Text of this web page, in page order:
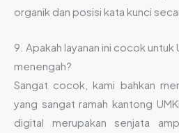
organik dan posisi kata kunci
9. Apakah layanan ini cocok untuk
menengah?
Sangat cocok, kami bahkan
yang sangat ramah kantong
digital merupakan senjata